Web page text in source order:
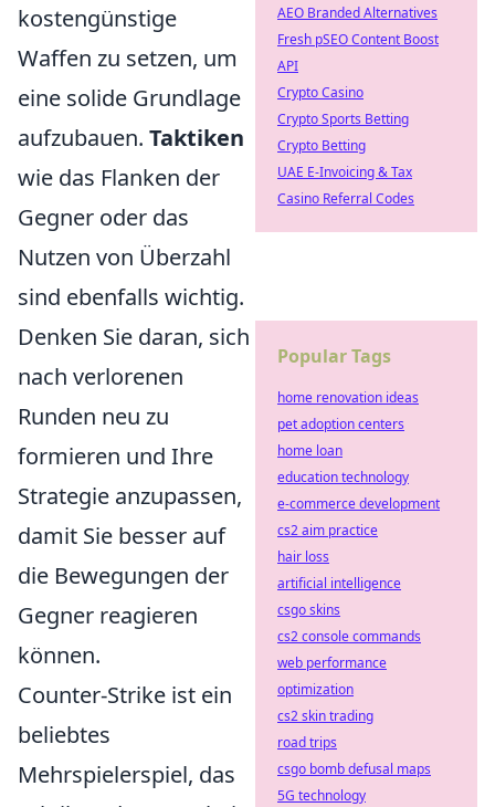
kostengünstige
Waffen zu setzen, um
eine solide Grundlage
aufzubauen. Taktiken
wie das Flanken der
Gegner oder das
Nutzen von Überzahl
sind ebenfalls wichtig.
Denken Sie daran, sich
nach verlorenen
Runden neu zu
formieren und Ihre
Strategie anzupassen,
damit Sie besser auf
die Bewegungen der
Gegner reagieren
können.
Counter-Strike ist ein
beliebtes
Mehrspielerspiel, das
AEO Branded Alternatives
Fresh pSEO Content Boost
API
Crypto Casino
Crypto Sports Betting
Crypto Betting
UAE E-Invoicing & Tax
Casino Referral Codes
Popular Tags
home renovation ideas
pet adoption centers
home loan
education technology
e-commerce development
cs2 aim practice
hair loss
artificial intelligence
csgo skins
cs2 console commands
web performance
optimization
cs2 skin trading
road trips
csgo bomb defusal maps
5G technology